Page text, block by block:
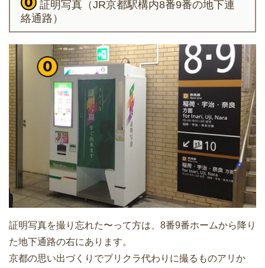
証明写真（JR京都駅構内8番9番の地下連
絡通路）
証明写真を撮り忘れた〜って方は、8番9番ホームから降り
た地下通路の右にあります。
京都の思い出づくりでプリクラ代わりに撮るものアリか